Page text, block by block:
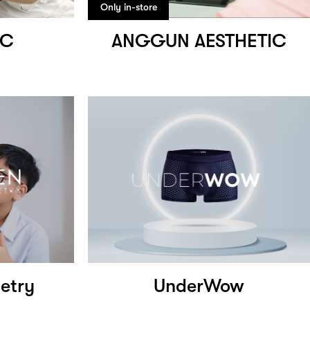
Only in-store
ANGGUN AESTHETIC
UnderWow